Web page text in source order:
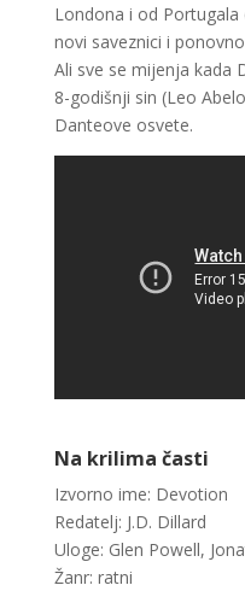
Londona i od
novi saveznici i
Ali sve se mijenja kada
8-godišnji sin (Leo
Danteove osvete.
Na krilima časti
Izvorno ime: Devotion
Redatelj: J.D. Dillard
Uloge: Glen Powell,
Žanr: ratni